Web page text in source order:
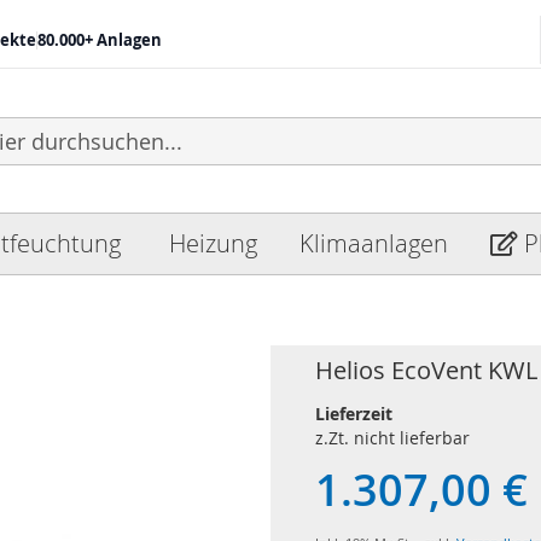
80.000+ Anlagen
Heizung Klimaanlagen
Helios EcoVent
Lieferzeit
z.Zt. nicht lieferbar
1.307,00 €